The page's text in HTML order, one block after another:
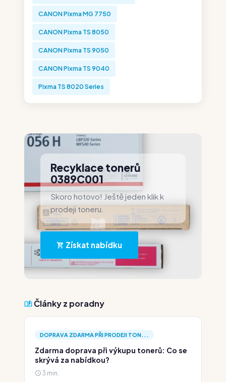
CANON Pixma MG 7750
CANON Pixma TS 8050
CANON Pixma TS 9050
CANON Pixma TS 9040
Pixma TS 8020 Series
Recyklace tonerů
0389C001
Skoro hotovo! Ještě jeden klik k
prodeji toneru.
Získat nabídku
Články z poradny
DOPRAVA ZDARMA PŘI PRODEJI TON...
Zdarma doprava při výkupu tonerů: Co se
skrývá za nabídkou?
3 min.